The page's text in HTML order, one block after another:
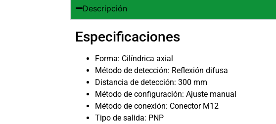
Descripción
Especificaciones
Forma: Cilíndrica axial
Método de detección: Reflexión difusa
Distancia de detección: 300 mm
Método de configuración: Ajuste manual
Método de conexión: Conector M12
Tipo de salida: PNP